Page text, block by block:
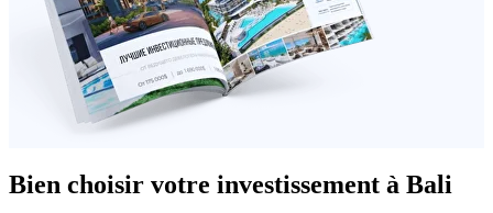
Bien choisir votre investissement à Bali